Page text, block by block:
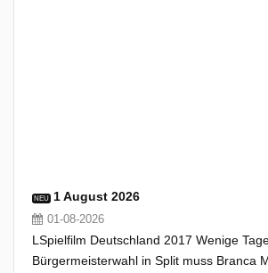
NEU 1 August 2026
01-08-2026
LSpielfilm Deutschland 2017 Wenige
Bürgermeisterwahl in Split muss Branca